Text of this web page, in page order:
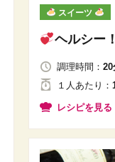
スイーツ
ヘルシー
調理時間： 20
１人あたり ：
レシピを見る